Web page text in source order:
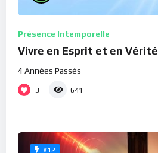
Présence Intemporelle
Vivre en Esprit et en Vérité
4 Années Passés
3 641
#12